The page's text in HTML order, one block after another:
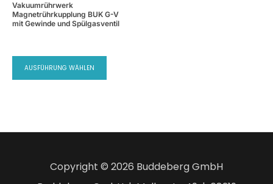
Vakuumrührwerk
Magnetrührkupplung BUK G-V
mit Gewinde und Spülgasventil
AUSFÜHRUNG WÄHLEN
Copyright © 2026 Buddeberg GmbH